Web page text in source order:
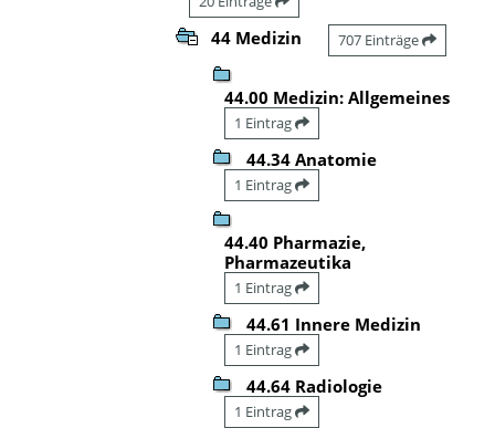
44 Medizin 707 Einträge
44.00 Medizin: Allgemeines
1 Eintrag
44.34 Anatomie
1 Eintrag
44.40 Pharmazie,
Pharmazeutika
1 Eintrag
44.61 Innere Medizin
1 Eintrag
44.64 Radiologie
1 Eintrag